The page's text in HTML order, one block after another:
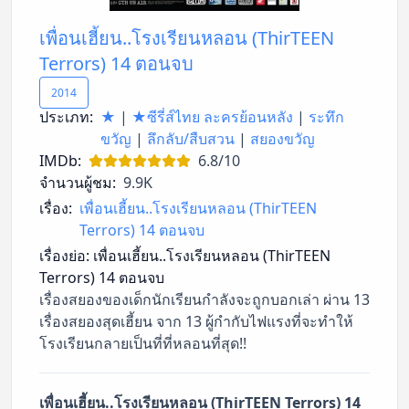
เพื่อนเฮี้ยน..โรงเรียนหลอน (ThirTEEN
Terrors) 14 ตอนจบ
2014
ประเภท: ★ | ★ซีรี่ส์ไทย ละครย้อนหลัง | ระทึก
ขวัญ | ลึกลับ/สืบสวน | สยองขวัญ
IMDb:
6.8/10
จำนวนผู้ชม: 9.9K
เรื่อง: เพื่อนเฮี้ยน..โรงเรียนหลอน (ThirTEEN
Terrors) 14 ตอนจบ
เรื่องย่อ: เพื่อนเฮี้ยน..โรงเรียนหลอน (ThirTEEN
Terrors) 14 ตอนจบ
เรื่องสยองของเด็กนักเรียนกำลังจะถูกบอกเล่า ผ่าน 13
เรื่องสยองสุดเฮี้ยน จาก 13 ผู้กำกับไฟแรงที่จะทำให้
โรงเรียนกลายเป็นที่ที่หลอนที่สุด!!
เพื่อนเฮี้ยน..โรงเรียนหลอน (ThirTEEN Terrors) 14